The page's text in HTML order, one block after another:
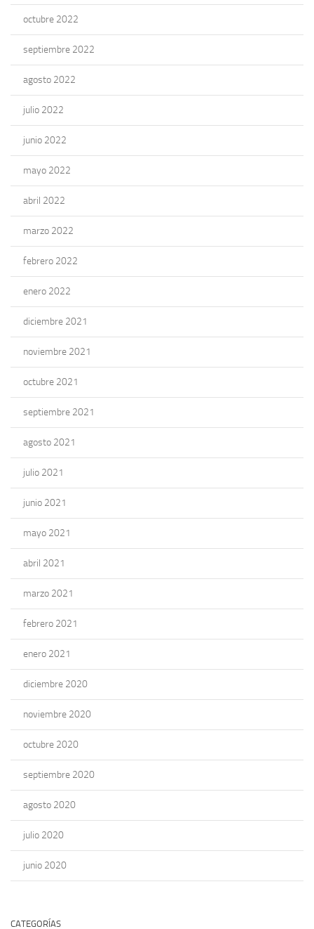
octubre 2022
septiembre 2022
agosto 2022
julio 2022
junio 2022
mayo 2022
abril 2022
marzo 2022
febrero 2022
enero 2022
diciembre 2021
noviembre 2021
octubre 2021
septiembre 2021
agosto 2021
julio 2021
junio 2021
mayo 2021
abril 2021
marzo 2021
febrero 2021
enero 2021
diciembre 2020
noviembre 2020
octubre 2020
septiembre 2020
agosto 2020
julio 2020
junio 2020
CATEGORÍAS